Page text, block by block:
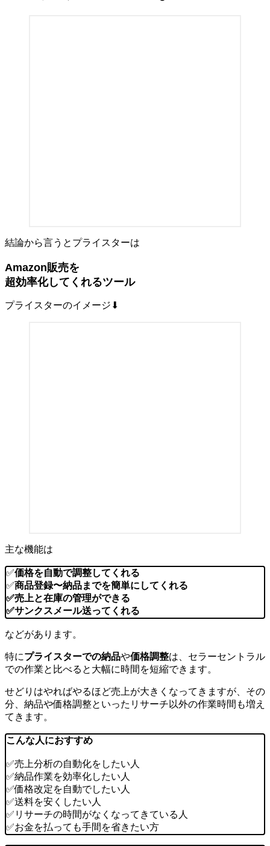
結論から言うとプライスターは
Amazon販売を
超効率化してくれるツール
プライスターのイメージ⬇
主な機能は
✅価格を自動で調整してくれる
✅商品登録〜納品までを簡単にしてくれる
✅売上と在庫の管理ができる
✅サンクスメール送ってくれる
などがあります。
特にプライスターでの納品や価格調整は、セラーセントラル
での作業と比べると 大幅に時間を短縮できます。
せどりはやればやるほど売上が大きくなってきますが、その
分、納品や価格調整といった リサーチ以外の作業時間も増え
てきます。
こんな人におすすめ
✅売上分析の自動化をしたい人
✅納品作業を効率化したい人
✅価格改定を自動でしたい人
✅送料を安くしたい人
✅リサーチの時間がなくなってきている人
✅お金を払っても手間を省きたい方